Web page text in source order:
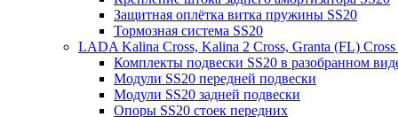
Защитная оплётка витка пружины SS20
Тормозная система SS20
LADA Kalina Cross, Kalina 2 Cross, Granta (FL) Cross
Комплекты подвески SS20 в разобранном
Модули SS20 передней подвески
Модули SS20 задней подвески
Опоры SS20 стоек передних